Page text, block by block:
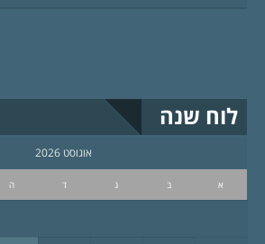
לוח שנה
אוגוסט 2026
א ב ג ד ה